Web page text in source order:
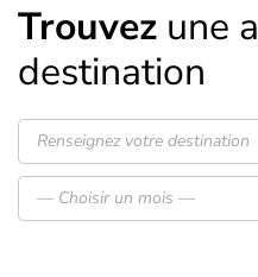
Trouvez une
destination
— Choisir un mois —